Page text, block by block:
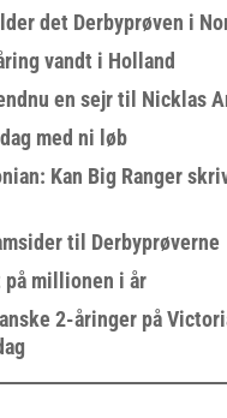
det Derbyprøven i
vandt i Holland
en sejr til Nicklas
med ni løb
Kan Big Ranger
til Derbyprøverne
millionen i år
2-åringer på